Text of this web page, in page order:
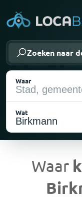
Zoeken naar
Waar
Wat
Huidige locatie
Waar